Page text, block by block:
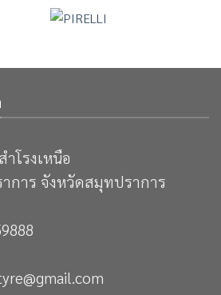
โรงเหนือ
การ จังหวัดสมุทปราการ